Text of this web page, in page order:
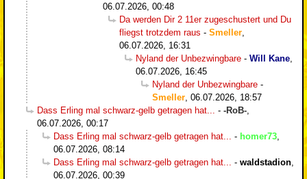
06.07.2026, 00:48
Da werden Dir 2 11er zugeschustert und Du
fliegst trotzdem raus - Smeller
06.07.2026, 16:31
Nyland der Unbezwingbare - Will Kane
06.07.2026, 16:45
Nyland der Unbezwingbare -
Smeller 06.07.2026, 18:57
Dass Erling mal schwarz-gelb getragen hat...
- -RoB-
06.07.2026, 00:17
Dass Erling mal schwarz-gelb getragen hat...
- homer73
06.07.2026, 08:14
Dass Erling mal schwarz-gelb getragen hat...
- waldstadion
06.07.2026, 00:39